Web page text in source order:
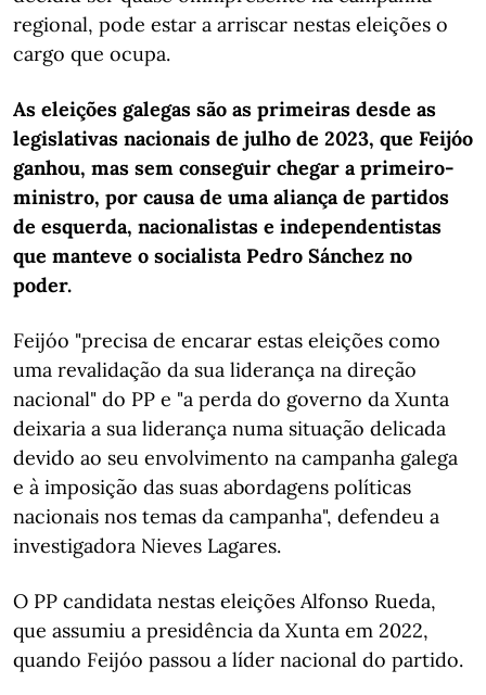
regional, pode estar a arriscar nestas eleições o
cargo que ocupa.
As eleições galegas são as primeiras desde as
legislativas nacionais de julho de 2023, que Feijóo
ganhou, mas sem conseguir chegar a primeiro-
ministro, por causa de uma aliança de partidos
de esquerda, nacionalistas e independentistas
que manteve o socialista Pedro Sánchez no
poder.
Feijóo "precisa de encarar estas eleições como
uma revalidação da sua liderança na direção
nacional" do PP e "a perda do governo da Xunta
deixaria a sua liderança numa situação delicada
devido ao seu envolvimento na campanha galega
e à imposição das suas abordagens políticas
nacionais nos temas da campanha", defendeu a
investigadora Nieves Lagares.
O PP candidata nestas eleições Alfonso Rueda,
que assumiu a presidência da Xunta em 2022,
quando Feijóo passou a líder nacional do partido.